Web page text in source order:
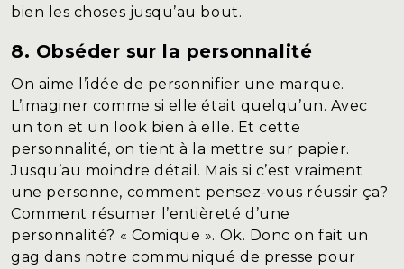
bien les choses jusqu’au bout.
8. Obséder sur la personnalité
On aime l’idée de personnifier une marque.
L’imaginer comme si elle était quelqu’un. Avec
un ton et un look bien à elle. Et cette
personnalité, on tient à la mettre sur papier.
Jusqu’au moindre détail. Mais si c’est vraiment
une personne, comment pensez-vous réussir ça?
Comment résumer l’entièreté d’une
personnalité? « Comique ». Ok. Donc on fait un
gag dans notre communiqué de presse pour